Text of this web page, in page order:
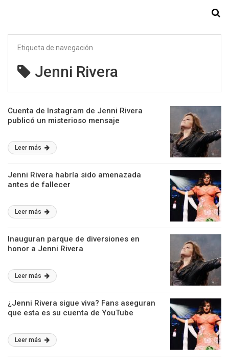
Etiqueta de navegación
Jenni Rivera
Cuenta de Instagram de Jenni Rivera
publicó un misterioso mensaje
Leer más
Jenni Rivera habría sido amenazada
antes de fallecer
Leer más
Inauguran parque de diversiones en
honor a Jenni Rivera
Leer más
¿Jenni Rivera sigue viva? Fans aseguran
que esta es su cuenta de YouTube
Leer más